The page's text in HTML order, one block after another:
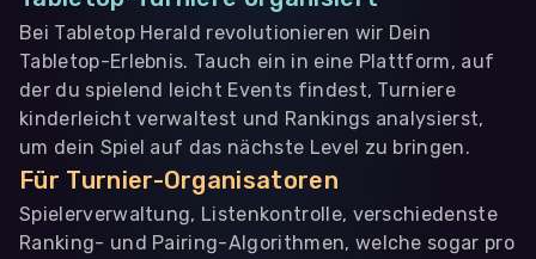
Bei Tabletop Herald revolutionieren wir Dein
Tabletop-Erlebnis. Tauch ein in eine Plattform, auf
der du spielend leicht Events findest, Turniere
kinderleicht verwaltest und Rankings analysierst,
um dein Spiel auf das nächste Level zu bringen.
Für Turnier-Organisatoren
Spielerverwaltung, Listenkontrolle, verschiedenste
Ranking- und Pairing-Algorithmen, welche sogar pro